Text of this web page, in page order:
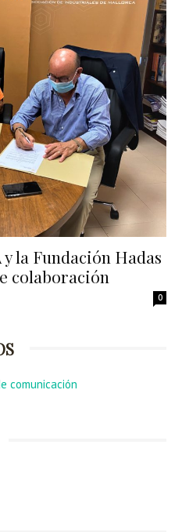
la Fundación Hadas
colaboración
0
comunicación